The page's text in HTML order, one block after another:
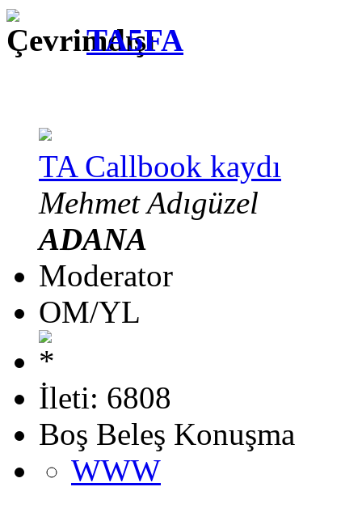
TA5FA
TA Callbook kaydı
Mehmet Adıgüzel
ADANA
Moderator
OM/YL
İleti: 6808
Boş Beleş Konuşma
WWW